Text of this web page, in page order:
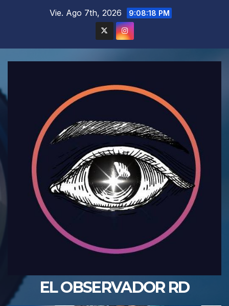
Vie. Ago 7th, 2026 9:08:19 PM
EL OBSERVADOR RD